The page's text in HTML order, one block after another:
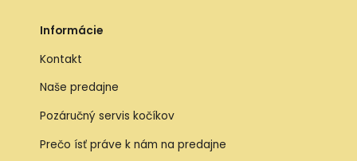
Informácie
Kontakt
Naše predajne
Pozáručný servis kočíkov
Prečo ísť práve k nám na predajne